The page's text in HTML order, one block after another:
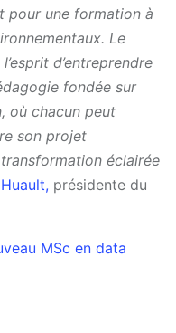
pour une formation à
Le
d’entreprendre
fondée sur
où chacun peut
son projet
éclairée
présidente du
MSc en data